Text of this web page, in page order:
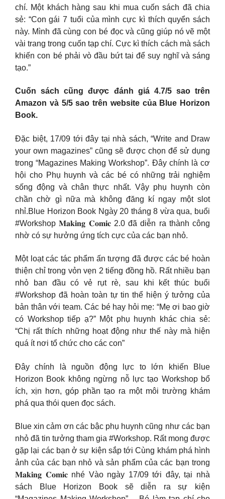
chí. Một khách hàng sau khi mua cuốn sách đã chia
sẻ: “Con gái 7 tuổi của mình cực kì thích quyển sách
này. Mình đã cùng con bé đọc và cũng giúp nó vẽ một
vài trang trong cuốn tạp chí. Cực kì thích cách mà sách
khiến con bé phải vò đầu bứt tai để suy nghĩ và sáng
tạo.”
Cuốn sách cũng được đánh giá 4.7/5 sao trên
Amazon và 5/5 sao trên website của Blue Horizon
Book.
Đặc biệt, 17/09 tới đây tại nhà sách, “Write and Draw
your own magazines” cũng sẽ được chọn để sử dụng
trong “Magazines Making Workshop”. Đây chính là cơ
hội cho Phụ huynh và các bé có những trải nghiệm
sống động và chân thực nhất. Vậy phụ huynh còn
chần chờ gì nữa mà không đăng kí ngay một slot
nhỉ.Blue Horizon Book Ngày 20 tháng 8 vừa qua, buổi
#Workshop 𝐌𝐚𝐤𝐢𝐧𝐠 𝐂𝐨𝐦𝐢𝐜 2.0 đã diễn ra thành công
nhờ có sự hưởng ứng tích cực của các bạn nhỏ.
Một loạt các tác phẩm ấn tượng đã được các bé hoàn
thiện chỉ trong vỏn vẹn 2 tiếng đồng hồ. Rất nhiều bạn
nhỏ ban đầu có vẻ rụt rè, sau khi kết thúc buổi
#Workshop đã hoàn toàn tự tin thể hiện ý tưởng của
bản thân với team. Các bé hay hỏi mẹ: “Mẹ ơi bao giờ
có Workshop tiếp ạ?” Một phụ huynh khác chia sẻ:
“Chị rất thích những hoạt động như thế này mà hiện
quá ít nơi tổ chức cho các con”
Đây chính là nguồn động lực to lớn khiến Blue
Horizon Book không ngừng nỗ lực tạo Workshop bổ
ích, xịn hơn, góp phần tạo ra một môi trường khám
phá qua thói quen đọc sách.
Blue xin cảm ơn các bậc phụ huynh cũng như các bạn
nhỏ đã tin tưởng tham gia #Workshop. Rất mong được
gặp lại các bạn ở sự kiện sắp tới Cùng khám phá hình
ảnh của các bạn nhỏ và sản phẩm của các bạn trong
𝐌𝐚𝐤𝐢𝐧𝐠 𝐂𝐨𝐦𝐢𝐜 nhé Vào ngày 17/09 tới đây, tại nhà
sách Blue Horizon Book sẽ diễn ra sự kiện